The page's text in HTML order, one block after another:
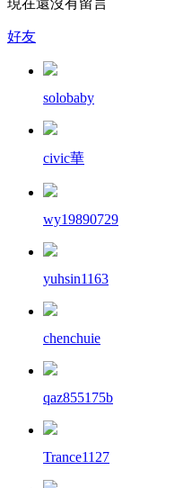
好友
solobaby
civic華
wy19890729
yuhsin1163
chenchuie
qaz855175b
Trance1127